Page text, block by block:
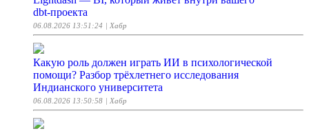
dbt‑проекта
06.08.2026 13:51:24 | Хабр
Какую роль должен играть ИИ в психологической
помощи? Разбор трёхлетнего исследования
Индианского университета
06.08.2026 13:50:58 | Хабр